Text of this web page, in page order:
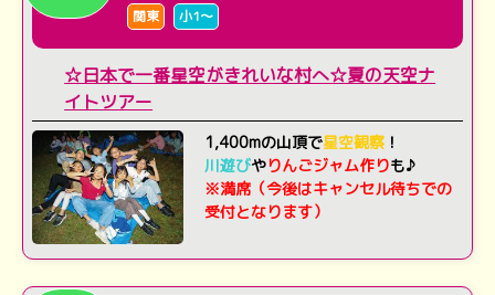
関東 小1～
☆日本で一番星空がきれいな村へ☆夏の天空ナ
イトツアー
1,400mの山頂で星空観察 ！
川遊びやりんごジャム作りも♪
※満席（今後はキャンセル待ちでの
受付となります）